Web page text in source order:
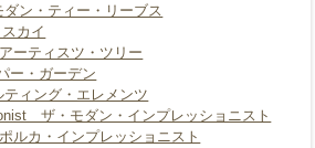
ン・ティー・リーブス
カイ
ーティスツ・ツリー
ー・ガーデン
ィング・エレメンツ
ザ・モダン・インプレッショニスト
ルカ・インプレッショニスト